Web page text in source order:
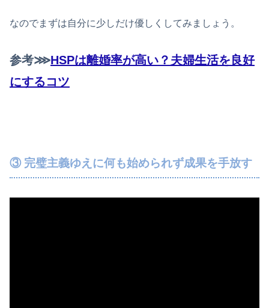
なのでまずは自分に少しだけ優しくしてみましょう。
参考⋙HSPは離婚率が高い？夫婦生活を良好
にするコツ
③ 完璧主義ゆえに何も始められず成果を手放す